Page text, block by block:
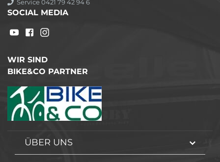
Service 0421 79 42 94 6
SOCIAL MEDIA
WIR SIND
BIKE&CO PARTNER
ÜBER UNS